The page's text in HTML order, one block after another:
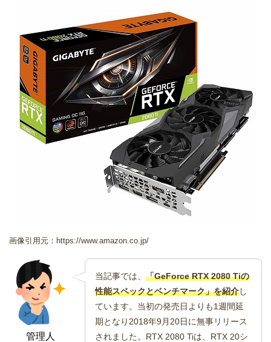
画像引用元：https://www.amazon.co.jp/
管理人
当記事では、「GeForce RTX 2080 Tiの
性能スペックとベンチマーク」を紹介し
ています。当初の発売日よりも1週間延
期となり2018年9月20日に無事リリース
されました。RTX 2080 Tiは、RTX 20シ